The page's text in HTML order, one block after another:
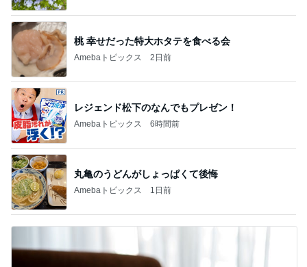
桃 幸せだった特大ホタテを食べる会
Amebaトピックス 2日前
レジェンド松下のなんでもプレゼン！
Amebaトピックス 6時間前
丸亀のうどんがしょっぱくて後悔
Amebaトピックス 1日前